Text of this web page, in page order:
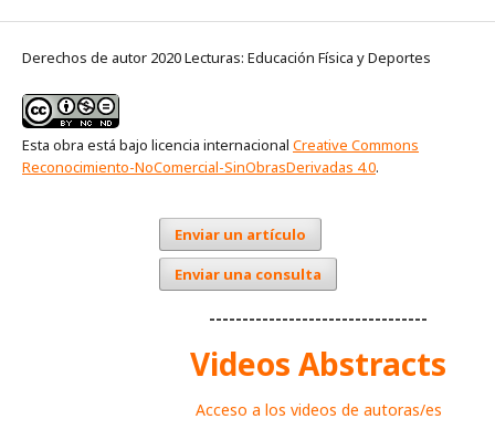
Derechos de autor 2020 Lecturas: Educación Física y Deportes
Esta obra está bajo licencia internacional Creative Commons
Reconocimiento-NoComercial-SinObrasDerivadas 4.0.
Enviar un artículo
Enviar una consulta
---------------------------------
Videos Abstracts
Acceso a los videos de autoras/es